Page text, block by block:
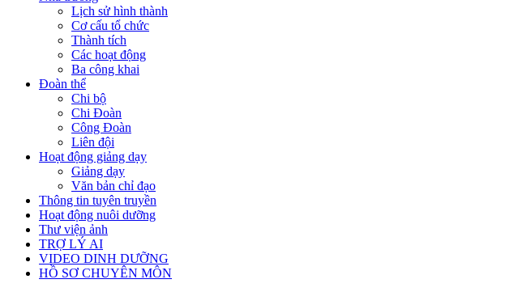
Lịch sử hình thành
Cơ cấu tổ chức
Thành tích
Các hoạt động
Ba công khai
Đoàn thể
Chi bộ
Chi Đoàn
Công Đoàn
Liên đội
Hoạt động giảng dạy
Giảng dạy
Văn bản chỉ đạo
Thông tin tuyên truyền
Hoạt động nuôi dưỡng
Thư viện ảnh
TRỢ LÝ AI
VIDEO DINH DƯỠNG
HỒ SƠ CHUYÊN MÔN